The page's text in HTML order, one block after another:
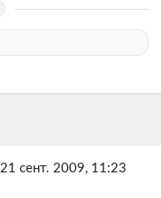
21 сент. 2009, 11:23